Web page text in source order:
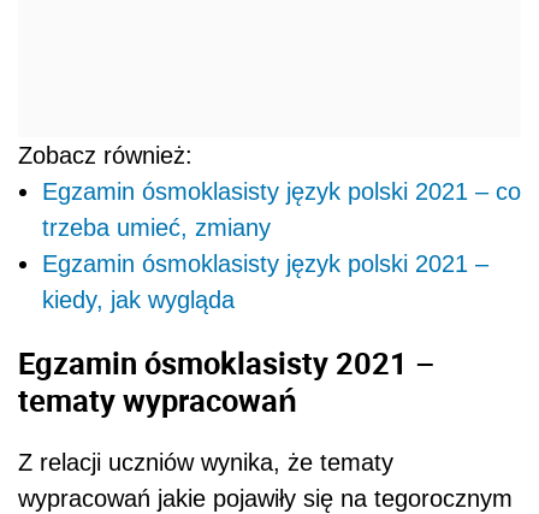
Zobacz również:
Egzamin ósmoklasisty język polski 2021 – co
trzeba umieć, zmiany
Egzamin ósmoklasisty język polski 2021 –
kiedy, jak wygląda
Egzamin ósmoklasisty 2021 –
tematy wypracowań
Z relacji uczniów wynika, że tematy
wypracowań jakie pojawiły się na tegorocznym